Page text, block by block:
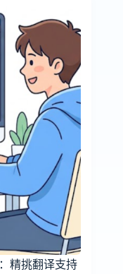
精挑翻译支持